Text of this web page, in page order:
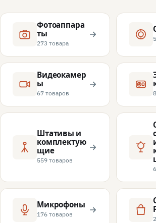
Фотоаппара
ты
273 товара
Видеокамер
ы
67 товаров
Штативы и
комплектую
щие
559 товаров
Микрофоны
176 товаров